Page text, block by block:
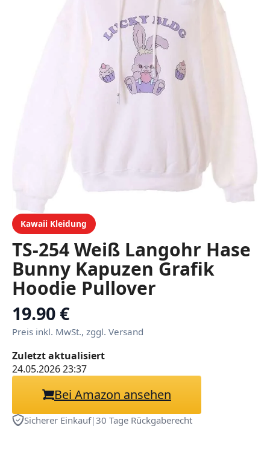
Kawaii Kleidung
TS-254 Weiß Langohr Hase
Bunny Kapuzen Grafik
Hoodie Pullover
Sweatshirt Kawaii
19.90 €
Preis inkl. MwSt., zggl. Versand
Zuletzt aktualisiert
24.05.2026 23:37
Bei Amazon ansehen
Sicherer Einkauf|30 Tage Rückgaberecht